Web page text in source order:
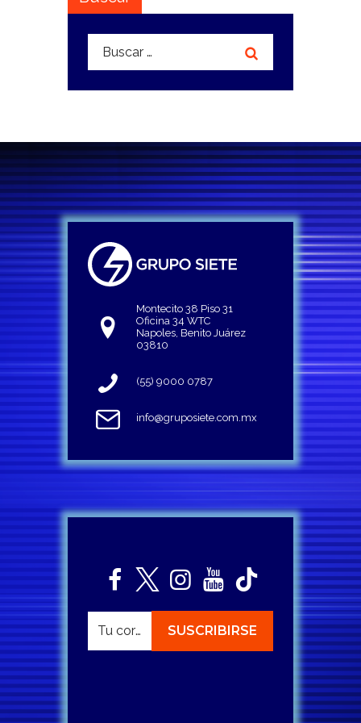
Buscar:
Montecito 38 Piso 31
Oficina 34 WTC
Napoles, Benito Juárez
03810
(55) 9000 0787
info@gruposiete.com.mx